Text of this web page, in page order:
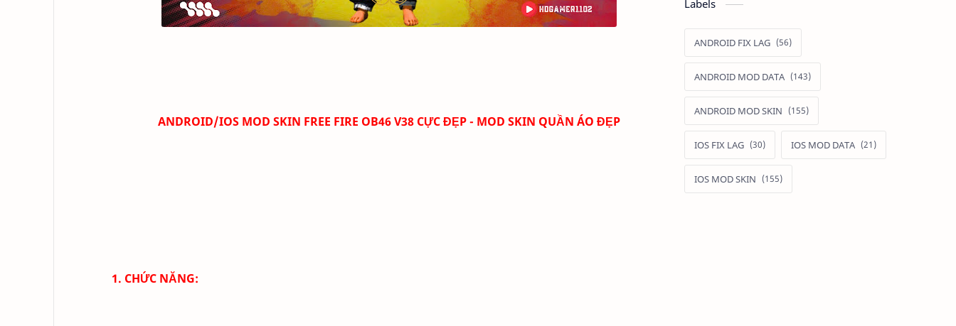
ANDROID/IOS MOD SKIN FREE FIRE OB46 V38 CỰC ĐẸP - MOD SKIN QUẦN ÁO ĐẸP
1. CHỨC NĂNG:
Labels
ANDROID FIX LAG
ANDROID MOD DATA
ANDROID MOD SKIN
IOS FIX LAG IOS MOD DATA
IOS MOD SKIN